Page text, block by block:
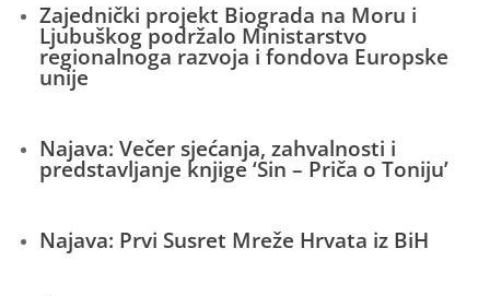
Zajednički projekt Biograda na Moru i
Ljubuškog podržalo Ministarstvo
regionalnoga razvoja i fondova Europske
unije
Najava: Večer sjećanja, zahvalnosti i
predstavljanje knjige ‘Sin – Priča o Toniju’
Najava: Prvi Susret Mreže Hrvata iz BiH